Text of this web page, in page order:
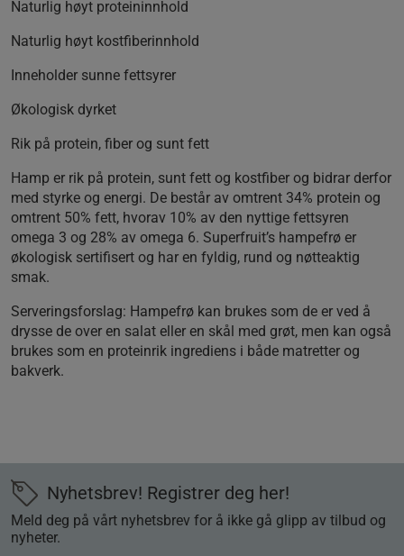
Naturlig høyt proteininnhold
Naturlig høyt kostfiberinnhold
Inneholder sunne fettsyrer
Økologisk dyrket
Rik på protein, fiber og sunt fett
Hamp er rik på protein, sunt fett og kostfiber og bidrar derfor
med styrke og energi. De består av omtrent 34% protein og
omtrent 50% fett, hvorav 10% av den nyttige fettsyren
omega 3 og 28% av omega 6. Superfruit’s hampefrø er
økologisk sertifisert og har en fyldig, rund og nøtteaktig
smak.
Serveringsforslag: Hampefrø kan brukes som de er ved å
drysse de over en salat eller en skål med grøt, men kan også
brukes som en proteinrik ingrediens i både matretter og
bakverk.
Nyhetsbrev! Registrer deg her!
Meld deg på vårt nyhetsbrev for å ikke gå glipp av tilbud og
nyheter.